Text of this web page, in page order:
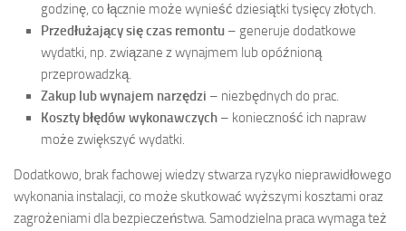
godzinę, co łącznie może wynieść dziesiątki tysięcy złotych.
Przedłużający się czas remontu – generuje dodatkowe
wydatki, np. związane z wynajmem lub opóźnioną
przeprowadzką.
Zakup lub wynajem narzędzi – niezbędnych do prac.
Koszty błędów wykonawczych – konieczność ich napraw
może zwiększyć wydatki.
Dodatkowo, brak fachowej wiedzy stwarza ryzyko nieprawidłowego
wykonania instalacji, co może skutkować wyższymi kosztami oraz
zagrożeniami dla bezpieczeństwa. Samodzielna praca wymaga też